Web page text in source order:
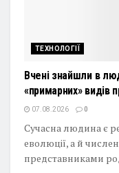
ТЕХНОЛОГІЇ
Вчені знайшли в
«примарних» видів
07.08.2026 0
Сучасна людина є
еволюції, а й
представниками